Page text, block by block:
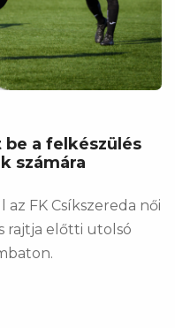
a felkészülés
számára
FK Csíkszereda női
rajtja előtti utolsó